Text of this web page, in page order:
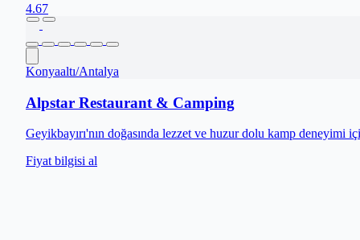
4.67
Konyaaltı/Antalya
Alpstar Restaurant & Camping
Geyikbayırı'nın doğasında lezzet ve huzur dolu kamp deneyimi
Fiyat bilgisi al